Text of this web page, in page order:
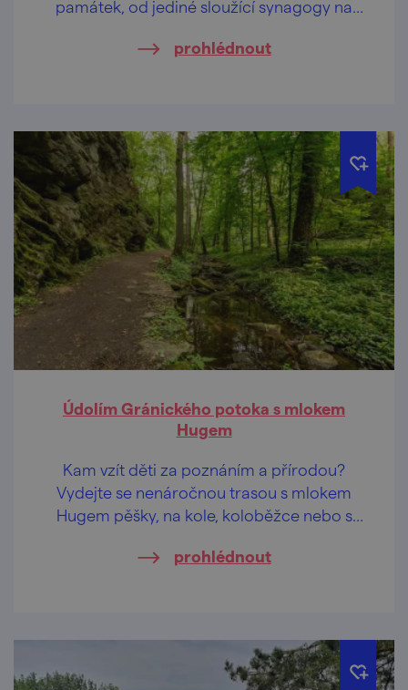
památek, od jediné sloužící synagogy na
se provést Brnem za odkazem židovství,
prohlédnout
Údolím Gránického potoka s mlokem
Hugem
Kam vzít děti za poznáním a přírodou?
Vydejte se nenáročnou trasou s mlokem
Hugem pěšky, na kole, koloběžce nebo s
prohlédnout